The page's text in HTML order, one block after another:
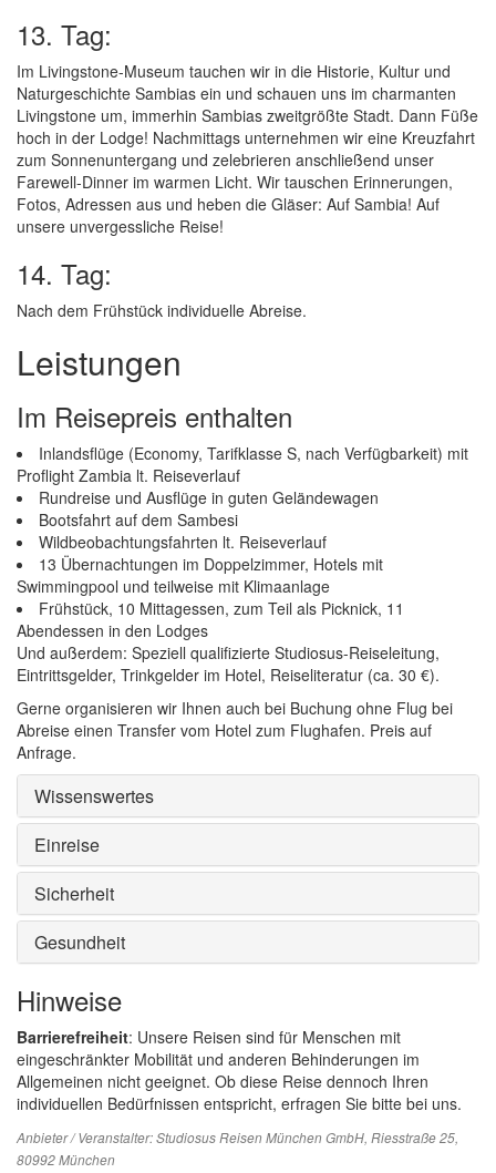
13. Tag:
Im Livingstone-Museum tauchen wir in die Historie, Kultur und
Naturgeschichte Sambias ein und schauen uns im charmanten
Livingstone um, immerhin Sambias zweitgrößte Stadt. Dann Füße
hoch in der Lodge! Nachmittags unternehmen wir eine Kreuzfahrt
zum Sonnenuntergang und zelebrieren anschließend unser
Farewell-Dinner im warmen Licht. Wir tauschen Erinnerungen,
Fotos, Adressen aus und heben die Gläser: Auf Sambia! Auf
unsere unvergessliche Reise!
14. Tag:
Nach dem Frühstück individuelle Abreise.
Leistungen
Im Reisepreis enthalten
Inlandsflüge (Economy, Tarifklasse S, nach Verfügbarkeit) mit
Proflight Zambia lt. Reiseverlauf
Rundreise und Ausflüge in guten Geländewagen
Bootsfahrt auf dem Sambesi
Wildbeobachtungsfahrten lt. Reiseverlauf
13 Übernachtungen im Doppelzimmer, Hotels mit
Swimmingpool und teilweise mit Klimaanlage
Frühstück, 10 Mittagessen, zum Teil als Picknick, 11
Abendessen in den Lodges
Und außerdem: Speziell qualifizierte Studiosus-Reiseleitung,
Eintrittsgelder, Trinkgelder im Hotel, Reiseliteratur (ca. 30 €).
Gerne organisieren wir Ihnen auch bei Buchung ohne Flug bei
Abreise einen Transfer vom Hotel zum Flughafen. Preis auf
Anfrage.
Wissenswertes
Einreise
Sicherheit
Gesundheit
Hinweise
Barrierefreiheit: Unsere Reisen sind für Menschen mit
eingeschränkter Mobilität und anderen Behinderungen im
Allgemeinen nicht geeignet. Ob diese Reise dennoch Ihren
individuellen Bedürfnissen entspricht, erfragen Sie bitte bei uns.
Anbieter / Veranstalter:Studiosus Reisen München GmbH, Riesstraße 25,
80992 München